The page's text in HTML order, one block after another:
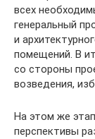
всех
генеральный
и
помещений. В
со стороны
возведения,
На этом же
перспективы